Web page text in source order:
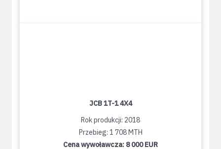
JCB 1T-1 4X4
Rok produkcji: 2018
Przebieg: 1 708 MTH
Cena wywoławcza: 8 000 EUR